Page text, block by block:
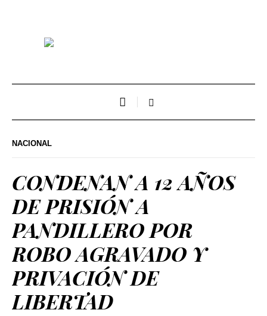
NACIONAL
CONDENAN A 12 AÑOS
DE PRISIÓN A
PANDILLERO POR
ROBO AGRAVADO Y
PRIVACIÓN DE
LIBERTAD